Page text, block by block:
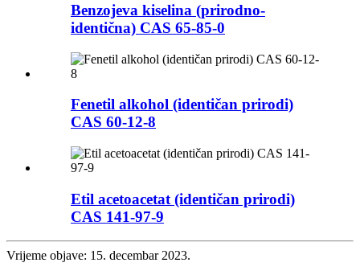
Benzojeva kiselina (prirodno-
identična) CAS 65-85-0
Fenetil alkohol (identičan prirodi)
CAS 60-12-8
Etil acetoacetat (identičan prirodi)
CAS 141-97-9
Vrijeme objave: 15. decembar 2023.